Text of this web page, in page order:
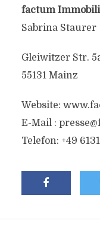
factum
Sabrina Staurer
Gleiwitzer Str.
55131 Mainz
Website:
E-Mail :
Telefon: +49